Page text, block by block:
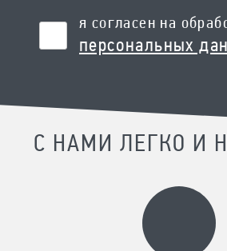
я согласен на
персональных
С НАМИ ЛЕГКО И